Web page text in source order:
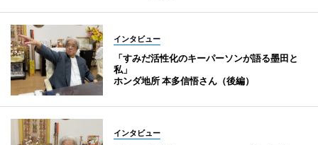
インタビュー
「すみだ活性化のキーパーソンが語る墨田と
私」
ホンダ地所 本多信悟さん（後編）
インタビュー